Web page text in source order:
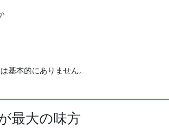
基本的にありません。
最大の味方